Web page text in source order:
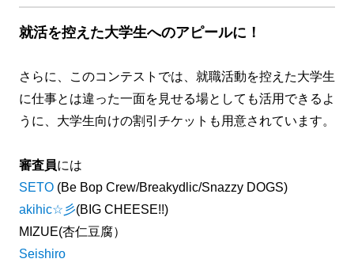
就活を控えた大学生へのアピールに！
さらに、このコンテストでは、就職活動を控えた大学生
に仕事とは違った一面を見せる場としても活用できるよ
うに、大学生向けの割引チケットも用意されています。
審査員には
SETO(Be Bop Crew/Breakydlic/Snazzy DOGS)
akihic☆彡(BIG CHEESE!!)
MIZUE(杏仁豆腐）
Seishiro